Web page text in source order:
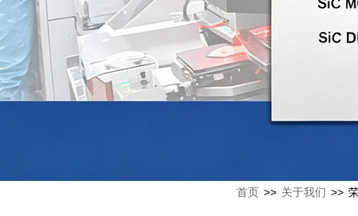
首页 >> 关于我们 >>